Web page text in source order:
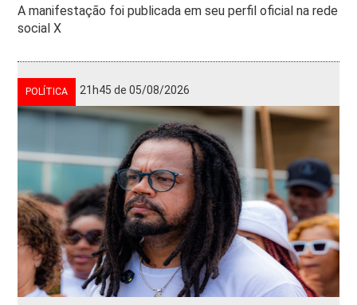
A manifestação foi publicada em seu perfil oficial na rede
social X
POLÍTICA 21h45 de 05/08/2026